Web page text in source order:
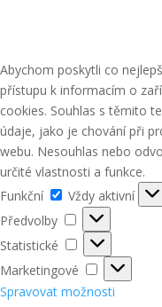
Abychom poskytli co
přístupu k informacím o
cookies. Souhlas s těmito
údaje, jako je chování při
webu. Nesouhlas nebo
určité vlastnosti a funkce.
Funkční
Funkční
Vždy aktivní
Předvolby
Předvolby
Statistické
Statistické
Marketingové
Spravovat možnosti